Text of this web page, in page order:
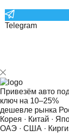
Telegram
Привезём авто под
ключ на 10–25%
дешевле рынка
Корея · Китай ·
ОАЭ · США ·